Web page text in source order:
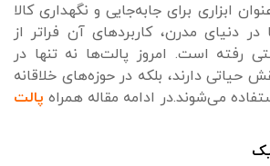
ابزاری برای جابه‌جایی و نگهداری کالا
در دنیای مدرن، کاربردهای آن فراتر از
رفته است. امروز پالت‌ها نه تنها در
دارند، بلکه در حوزه‌های خلاقانه
می‌شوند.در ادامه مقاله همراهپالت